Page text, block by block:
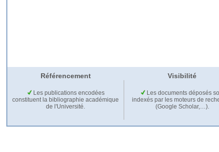
Référencement Visibilité
Les publications encodées
constituent la bibliographie académique
de l'Université.
Les documents déposés
indexés par les moteurs de
(Google Scholar,…).